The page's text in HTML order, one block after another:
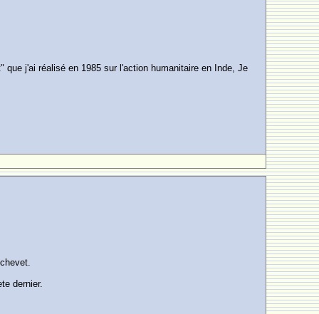
j'ai réalisé en 1985 sur l'action humanitaire en Inde, Je
dernier.